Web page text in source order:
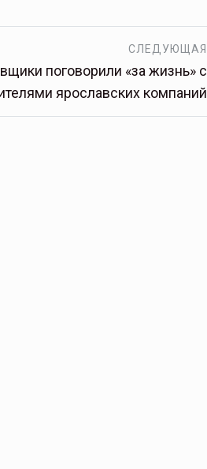
СЛЕДУЮЩАЯ
поговорили «за жизнь» с
ярославских компаний